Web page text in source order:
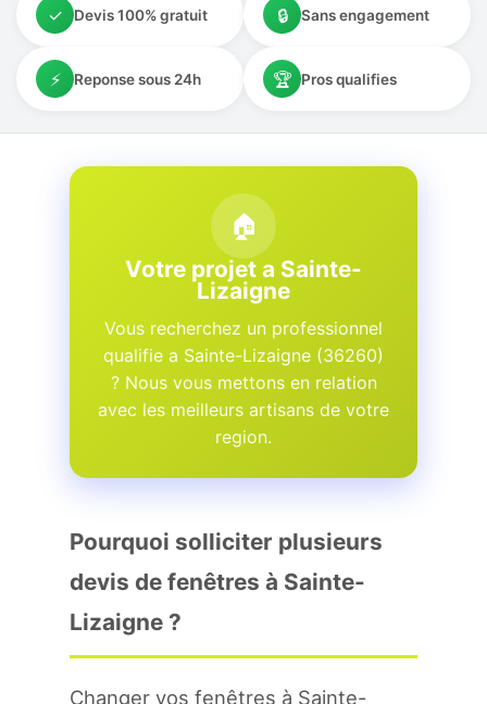
✓ Devis 100% gratuit 🔒 Sans engagement
⚡ Reponse sous 24h 🏆 Pros qualifies
🏠
Votre projet a Sainte-
Lizaigne
Vous recherchez un professionnel
qualifie a Sainte-Lizaigne (36260)
? Nous vous mettons en relation
avec les meilleurs artisans de votre
region.
Pourquoi solliciter plusieurs
devis de fenêtres à Sainte-
Lizaigne ?
Changer vos fenêtres à Sainte-